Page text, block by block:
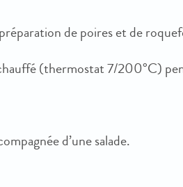
de poires et de
(thermostat 7/200°C)
d’une salade.